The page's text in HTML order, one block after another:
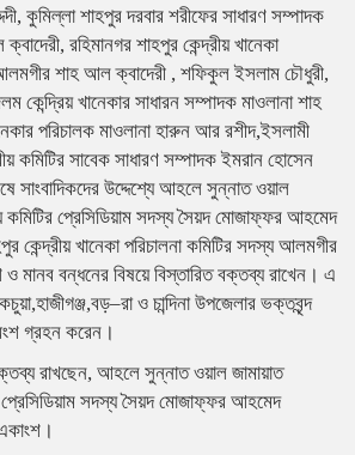
কুমিল্লা শাহপুর দরবার শরীফের সাধারণ সম্পাদক
রহিমানগর শাহপুর কেন্দ্রীয় খানেকা
শাহ আল ক্বাদেরী , শফিকুল ইসলাম চৌধুরী,
খানেকার সাধারন সম্পাদক মাওলানা শাহ
পরিচালক মাওলানা হারুন আর রশীদ,ইসলামী
কমিটির সাবেক সাধারণ সম্পাদক ইমরান হোসেন
সাংবাদিকদের উদ্দেশ্যে আহলে সুন্নাত ওয়াল
কমিটির প্রেসিডিয়াম সদস্য সৈয়দ মোজাফ্ফর আহমেদ
কেন্দ্রীয় খানেকা পরিচালনা কমিটির সদস্য আলমগীর
মানব বন্ধনের বিষয়ে বিস্তারিত বক্তব্য রাখেন। এ
ও চান্দিনা উপজেলার ভক্তবৃন্দ
গ্রহন করেন।
রাখছেন, আহলে সুন্নাত ওয়াল জামায়াত
প্রেসিডিয়াম সদস্য সৈয়দ মোজাফ্ফর আহমেদ